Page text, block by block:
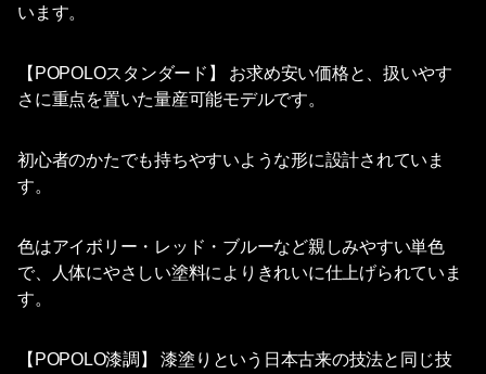
います。
【POPOLOスタンダード】 お求め安い価格と、扱いやす
さに重点を置いた量産可能モデルです。
初心者のかたでも持ちやすいような形に設計されていま
す。
色はアイボリー・レッド・ブルーなど親しみやすい単色
で、人体にやさしい塗料によりきれいに仕上げられていま
す。
【POPOLO漆調】 漆塗りという日本古来の技法と同じ技